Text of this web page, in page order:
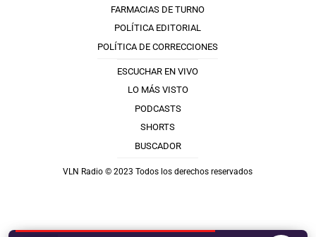
FARMACIAS DE TURNO
POLÍTICA EDITORIAL
POLÍTICA DE CORRECCIONES
ESCUCHAR EN VIVO
LO MÁS VISTO
PODCASTS
SHORTS
BUSCADOR
VLN Radio © 2023 Todos los derechos reservados